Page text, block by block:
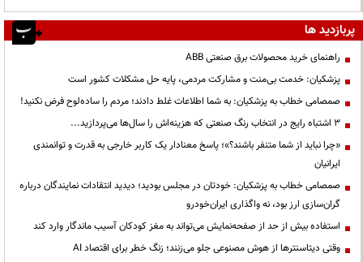
پربازدید ها
راهنمای خرید محصولات برق صنعتی ABB
پزشکیان: خدمت بی‌منت و مشارکت مردمی، پایه حل مشکلات کشور است
صمصامی خطاب به پزشکیان: به شما اطلاعات غلط دادند؛ مردم را ساده‌لوح فرض نکنید!
3 اشتباه رایج در انتخاب رنگ صنعتی که هزینه‌اش را سال‌ها می‌پردازید...
«چرا نباید از شما متنفر باشند؟»؛ پاسخ معنادار یک کاربر خارجی به قدرت و توانمندی
ایرانیان
صمصامی خطاب به پزشکیان: خودتان در مجلس بودید؛ دیدید انتقادات نمایندگان درباره
گران‌سازی ارز بود، نه واگذاری ایران‌خودرو
استفاده بیش از حد از صفحه‌نمایش می‌تواند به مغز کودکان آسیب ماندگار وارد کند
وقتی دیتاسنترها از هوش مصنوعی جلو می‌زنند؛ زنگ خطر برای اقتصاد AI